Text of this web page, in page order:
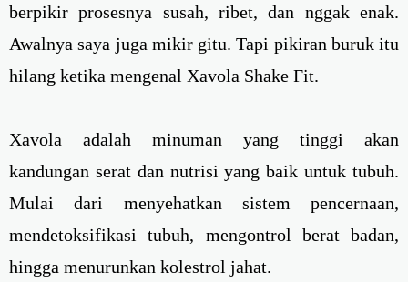
berpikir prosesnya susah, ribet, dan nggak enak.
Awalnya saya juga mikir gitu. Tapi pikiran buruk itu
hilang ketika mengenal Xavola Shake Fit.
Xavola adalah minuman yang tinggi akan
kandungan serat dan nutrisi yang baik untuk tubuh.
Mulai dari menyehatkan sistem pencernaan,
mendetoksifikasi tubuh, mengontrol berat badan,
hingga menurunkan kolestrol jahat.